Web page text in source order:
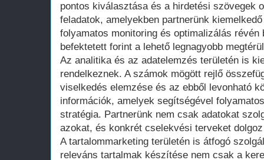
pontos kiválasztása és a hirdetési szövegek
feladatok, amelyekben partnerünk
folyamatos monitoring és optimalizálás
befektetett forint a lehető legnagyobb
Az analitika és az adatelemzés területén is
rendelkeznek. A számok mögött rejlő
viselkedés elemzése és az ebből levonható
információk, amelyek segítségével
stratégia. Partnerünk nem csak adatokat
azokat, és konkrét cselekvési terveket
A tartalommarketing területén is átfogó
releváns tartalmak készítése nem csak a